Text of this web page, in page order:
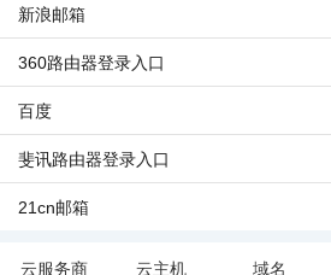
新浪邮箱
360路由器登录入口
百度
斐讯路由器登录入口
21cn邮箱
云服务商 云主机 域名